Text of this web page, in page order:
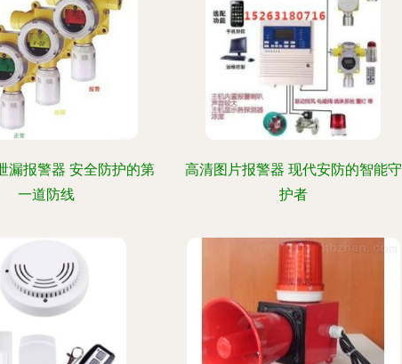
漏报警器 安全防护的第
一道防线
高清图片报警器 现代安防的智能守
护者